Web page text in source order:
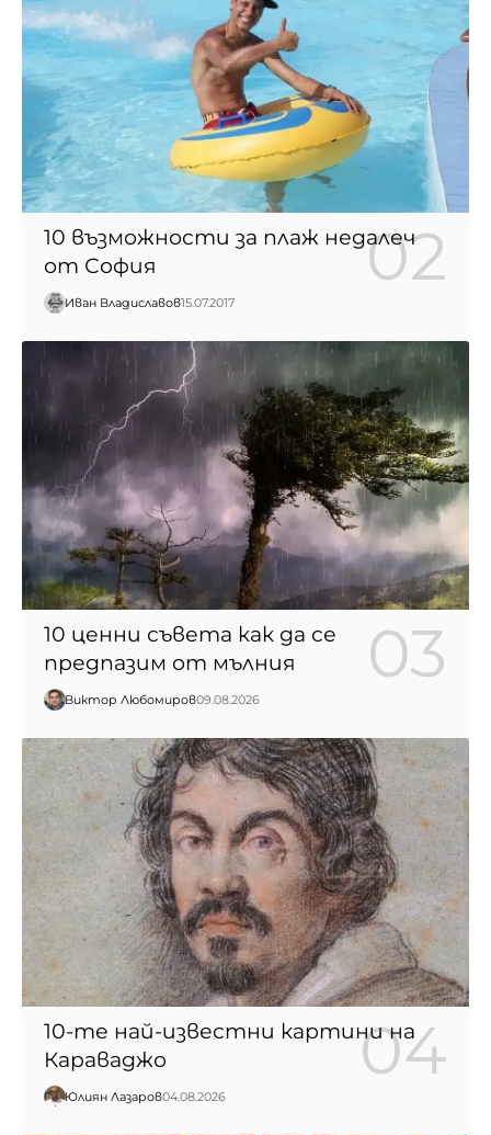
10 възможности за плаж недалеч
от София
Иван Владиславов15.07.2017
10 ценни съвета как да се
предпазим от мълния
Виктор Любомиров09.08.2026
10-те най-известни картини на
Караваджо
Юлиян Лазаров04.08.2026